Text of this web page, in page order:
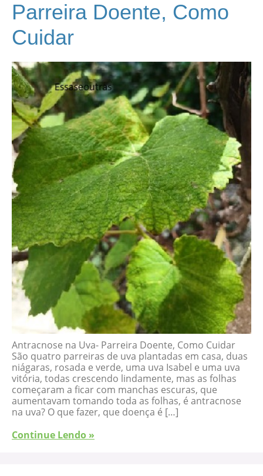
Parreira Doente, Como
Cuidar
Antracnose na Uva- Parreira Doente, Como Cuidar
São quatro parreiras de uva plantadas em casa, duas
niágaras, rosada e verde, uma uva Isabel e uma uva
vitória, todas crescendo lindamente, mas as folhas
começaram a ficar com manchas escuras, que
aumentavam tomando toda as folhas, é antracnose
na uva? O que fazer, que doença é […]
Continue Lendo »